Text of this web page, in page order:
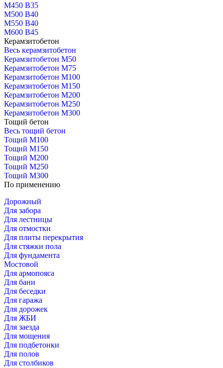
М450 В35
М500 В40
М550 В40
М600 В45
Керамзитобетон
Весь керамзитобетон
Керамзитобетон М50
Керамзитобетон М75
Керамзитобетон М100
Керамзитобетон М150
Керамзитобетон М200
Керамзитобетон М250
Керамзитобетон М300
Тощий бетон
Весь тощий бетон
Тощий М100
Тощий М150
Тощий М200
Тощий М250
Тощий М300
По применению
Дорожный
Для забора
Для лестницы
Для отмостки
Для плиты перекрытия
Для стяжки пола
Для фундамента
Мостовой
Для армопояса
Для бани
Для беседки
Для гаража
Для дорожек
Для ЖБИ
Для заезда
Для мощения
Для подбетонки
Для полов
Для столбиков